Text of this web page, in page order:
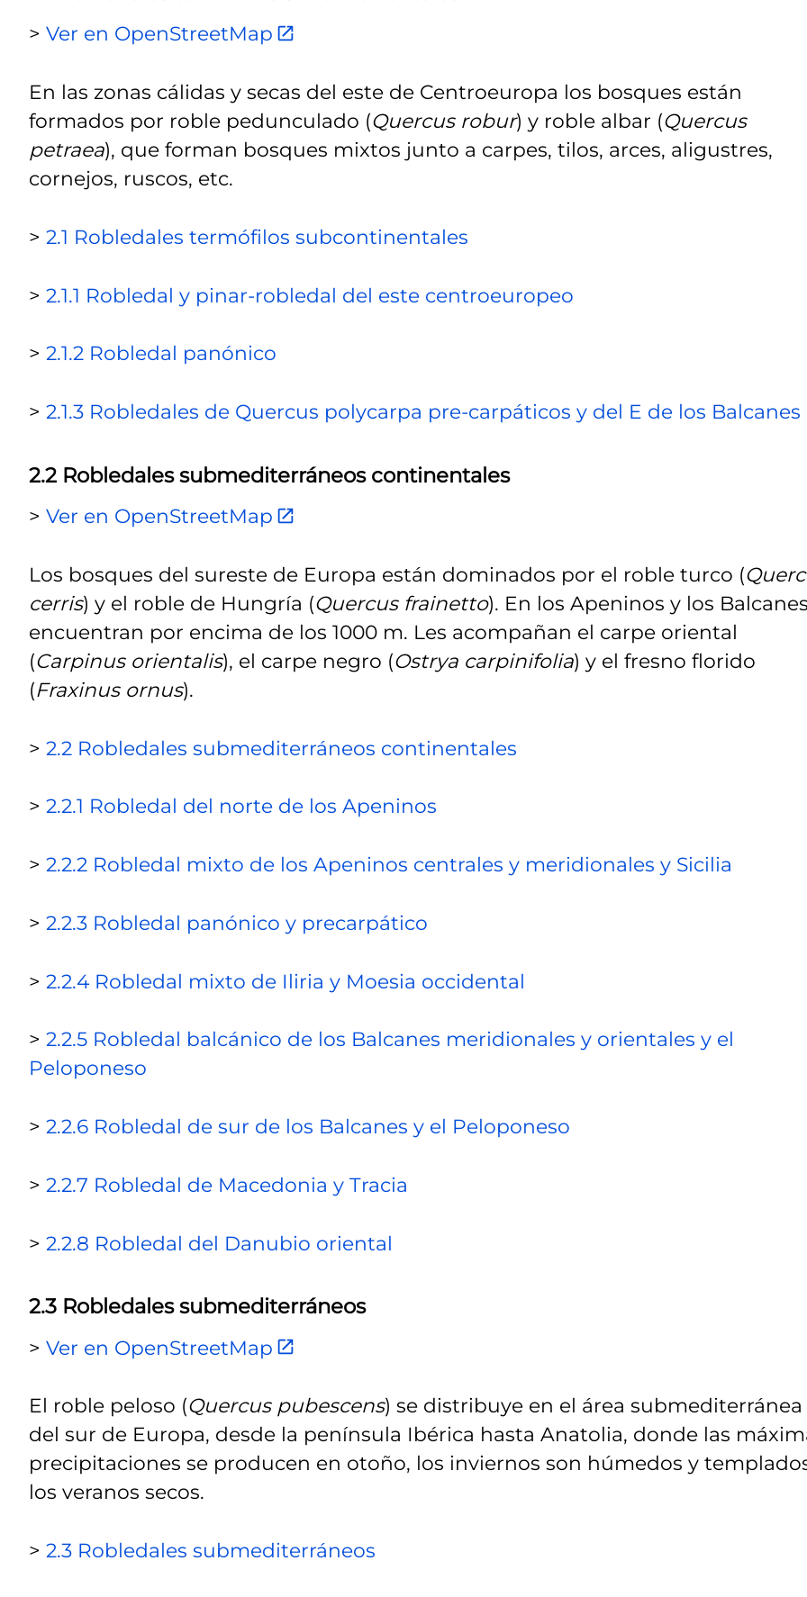
> Ver en OpenStreetMap
En las zonas cálidas y secas del este de Centroeuropa los bosques están
formados por roble pedunculado (Quercus robur) y roble albar (Quercus
petraea), que forman bosques mixtos junto a carpes, tilos, arces, aligustres,
cornejos, ruscos, etc.
> 2.1 Robledales termófilos subcontinentales
> 2.1.1 Robledal y pinar-robledal del este centroeuropeo
> 2.1.2 Robledal panónico
> 2.1.3 Robledales de Quercus polycarpa pre-carpáticos y del E de los Balcanes
2.2 Robledales submediterráneos continentales
> Ver en OpenStreetMap
Los bosques del sureste de Europa están dominados por el roble turco (
cerris) y el roble de Hungría (Quercus frainetto). En los Apeninos y los
encuentran por encima de los 1000 m. Les acompañan el carpe oriental
(Carpinus orientalis), el carpe negro (Ostrya carpinifolia) y el fresno florido
(Fraxinus ornus).
> 2.2 Robledales submediterráneos continentales
> 2.2.1 Robledal del norte de los Apeninos
> 2.2.2 Robledal mixto de los Apeninos centrales y meridionales y Sicilia
> 2.2.3 Robledal panónico y precarpático
> 2.2.4 Robledal mixto de Iliria y Moesia occidental
> 2.2.5 Robledal balcánico de los Balcanes meridionales y orientales y el
Peloponeso
> 2.2.6 Robledal de sur de los Balcanes y el Peloponeso
> 2.2.7 Robledal de Macedonia y Tracia
> 2.2.8 Robledal del Danubio oriental
2.3 Robledales submediterráneos
> Ver en OpenStreetMap
El roble peloso (Quercus pubescens) se distribuye en el área submediterránea
del sur de Europa, desde la península Ibérica hasta Anatolia, donde las
precipitaciones se producen en otoño, los inviernos son húmedos y
los veranos secos.
> 2.3 Robledales submediterráneos